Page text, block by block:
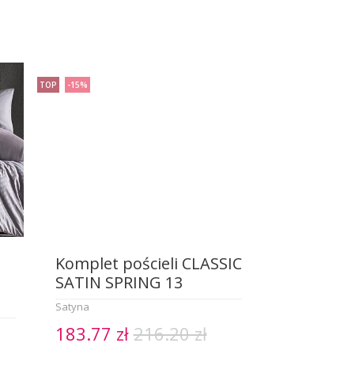
TOP -15%
Komplet pościeli CLASSIC
SATIN SPRING 13
Satyna
183.77 zł216.20 zł